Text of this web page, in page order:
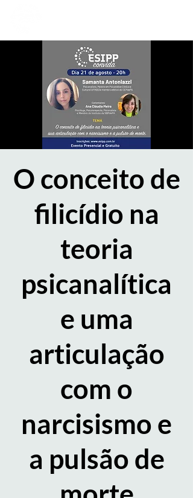
O conceito de
filicídio na
teoria
psicanalítica
e uma
articulação
com o
narcisismo e
a pulsão de